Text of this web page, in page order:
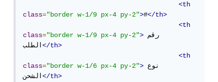
<th
class="border w-1/9 px-4 py-2">#</th>
<th
class="border w-1/9 px-4 py-2"> رقم
الطلب</th>
<th
class="border w-1/6 px-4 py-2"> نوع
الشحن</th>